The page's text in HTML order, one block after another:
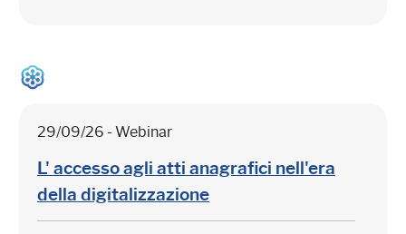
29/09/26 - Webinar
L' accesso agli atti anagrafici nell'era
della digitalizzazione